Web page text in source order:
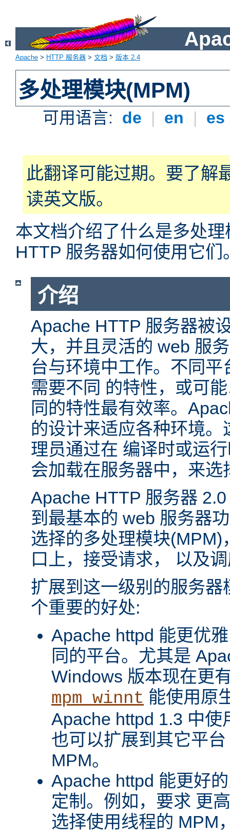
Apache > HTTP 服务器 > 文档 > 版本 2.4
多处理模块(MPM)
可用语言: de | en | es
此翻译可能过期。要了解
读英文版。
本文档介绍了什么是多处
HTTP 服务器如何使用它们
介绍
Apache HTTP 服务器被
大，并且灵活的 web 服
台与环境中工作。不同
需要不同 的特性，或可
同的特性最有效率。
的设计来适应各种环境
理员通过在 编译时或运
会加载在服务器中，来选
Apache HTTP 服务器
到最基本的 web 服务器
选择的多处理模块
口上，接受请求， 以及
扩展到这一级别的服务
个重要的好处:
Apache httpd 能更优
同的平台。尤其是
Windows 版本现在更
mpm_winnt 能使用原
Apache httpd 1.3 中使
也可以扩展到其它平
MPM。
Apache httpd 能更好
定制。例如，要求 更
选择使用线程的 MPM